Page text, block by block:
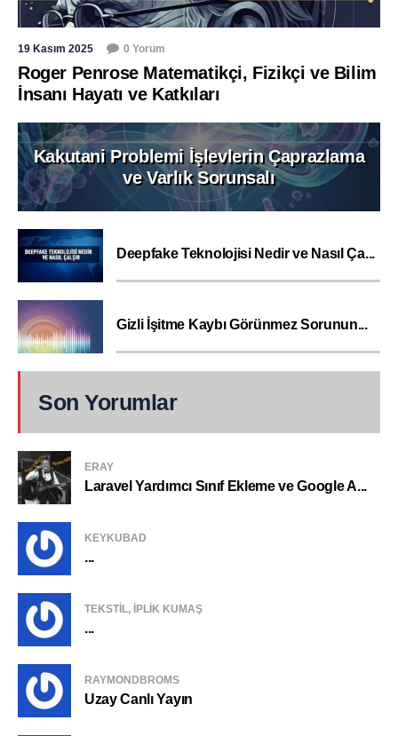
19 Kasım 2025 0 Yorum
Roger Penrose Matematikçi, Fizikçi ve Bilim
İnsanı Hayatı ve Katkıları
Kakutani Problemi İşlevlerin Çaprazlama
ve Varlık Sorunsalı
Deepfake Teknolojisi Nedir ve Nasıl Ça...
Gizli İşitme Kaybı Görünmez Sorunun...
Son Yorumlar
ERAY
Laravel Yardımcı Sınıf Ekleme ve Google A...
KEYKUBAD
...
TEKSTIL, IPLIK KUMAŞ
...
RAYMONDBROMS
Uzay Canlı Yayın